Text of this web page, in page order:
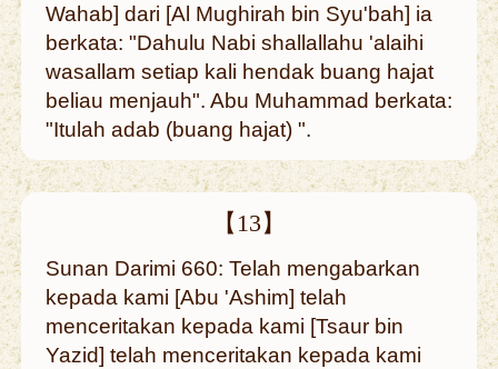
Wahab] dari [Al Mughirah bin Syu'bah] ia
berkata: "Dahulu Nabi shallallahu 'alaihi
wasallam setiap kali hendak buang hajat
beliau menjauh". Abu Muhammad berkata:
"Itulah adab (buang hajat) ".
【13】
Sunan Darimi 660: Telah mengabarkan
kepada kami [Abu 'Ashim] telah
menceritakan kepada kami [Tsaur bin
Yazid] telah menceritakan kepada kami